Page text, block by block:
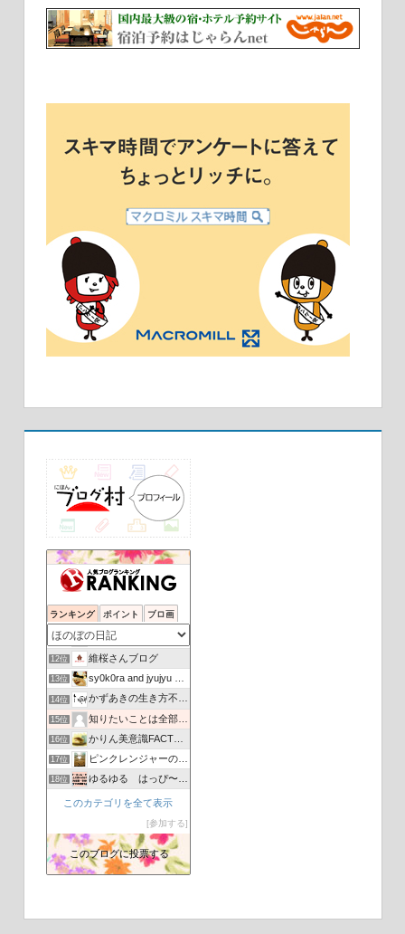
ランキング ポイント ブロ画
8位 陽あたり良好
10位 仄香と自然の言葉達
11位 ビーグルはなちゃんと５０代夫婦の平凡な生活
12位 維桜さんブログ
13位 sy0k0ra and jyujyu and AI
14位 かずあきの生き方不器用な そんな男の日常☆
15位 知りたいことは全部教えてあげる
16位 かりん美意識FACTORY
17位 ピンクレンジャーのまめつぶ
18位 ゆるゆる はっぴ〜ライフ
19位 この子変わった趣味の持ち主だから…
犬と虎の成長日記
21位 忙しくてもガンバブログ！
22位 ムーミンはカバじゃない
このカテゴリを全て表示
参加する
このブログに投票する